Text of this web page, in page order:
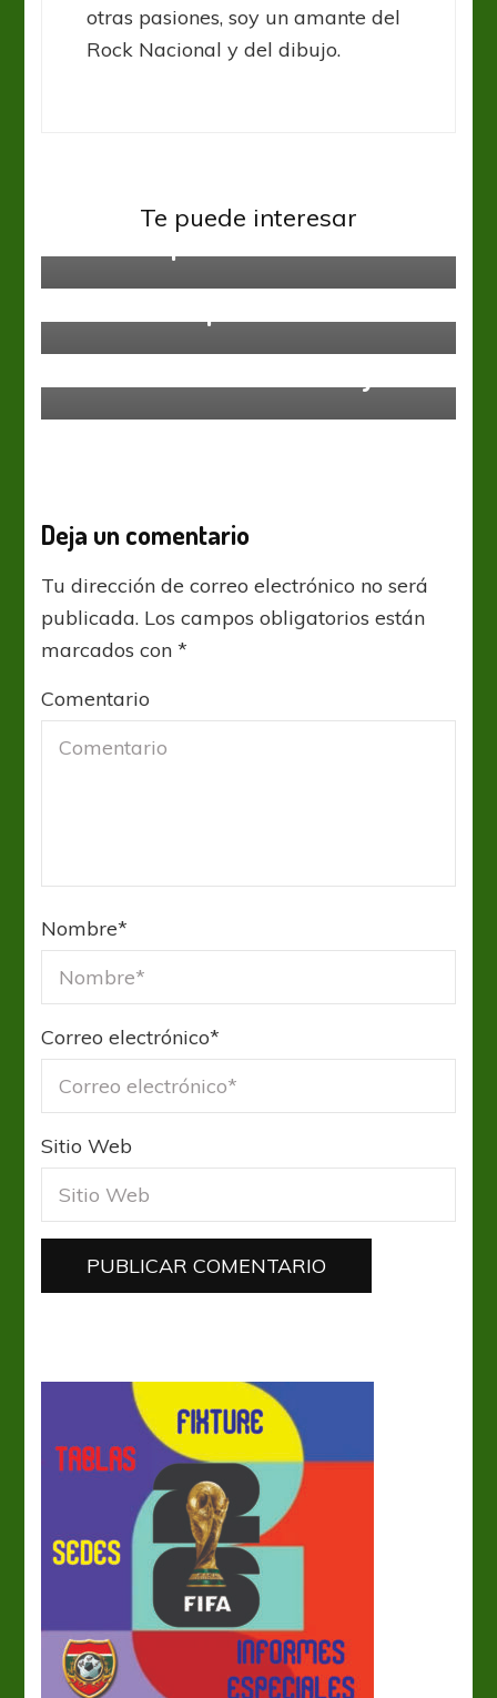
otras pasiones, soy un amante del
Rock Nacional y del dibujo.
Te puede interesar
Liga Profesional
Un triunfo por lado
Deja un comentario
Tu dirección de correo electrónico no será
publicada. Los campos obligatorios están
marcados con*
Comentario
Nombre*
Correo electrónico*
Sitio Web